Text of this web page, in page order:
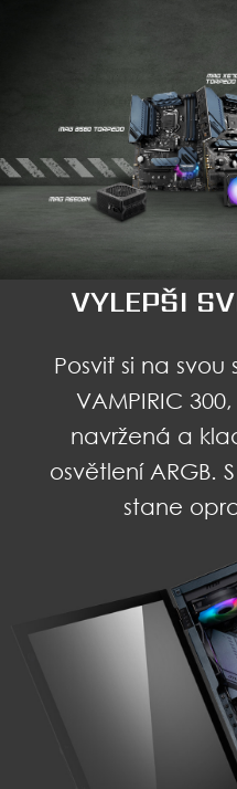
VYLEPŠI
Posviť si na svou
VAMPIRIC
navržená a
osvětlení ARGB.
stane